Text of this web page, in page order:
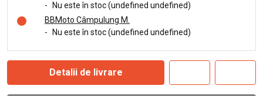
-
Nu este în stoc (undefined undefined)
BBMoto Câmpulung M.
-
Nu este în stoc (undefined undefined)
Detalii de livrare